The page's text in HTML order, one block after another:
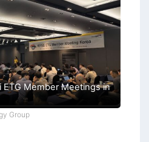
ETG Member Meetings in
Group